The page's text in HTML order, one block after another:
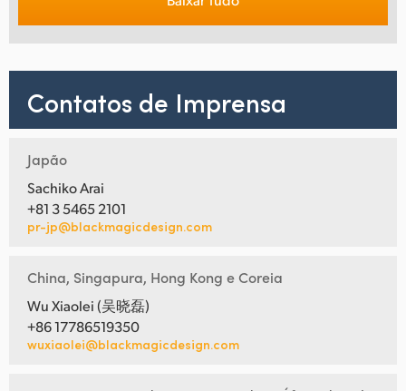
Contatos de Imprensa
Japão
Sachiko Arai
+81 3 5465 2101
pr-jp@blackmagicdesign.com
China, Singapura, Hong Kong e Coreia
Wu Xiaolei (吴晓磊)
+86 17786519350
wuxiaolei@blackmagicdesign.com